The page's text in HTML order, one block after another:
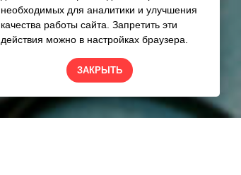
необходимых для аналитики и улучшения
качества работы сайта. Запретить эти
действия можно в настройках браузера.
ЗАКРЫТЬ